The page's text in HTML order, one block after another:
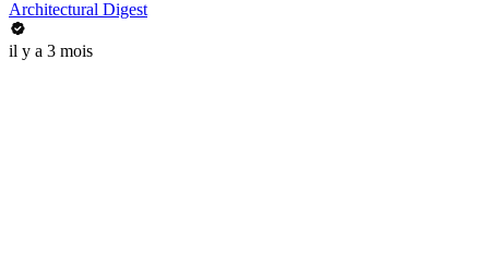
Architectural Digest
il y a 3 mois